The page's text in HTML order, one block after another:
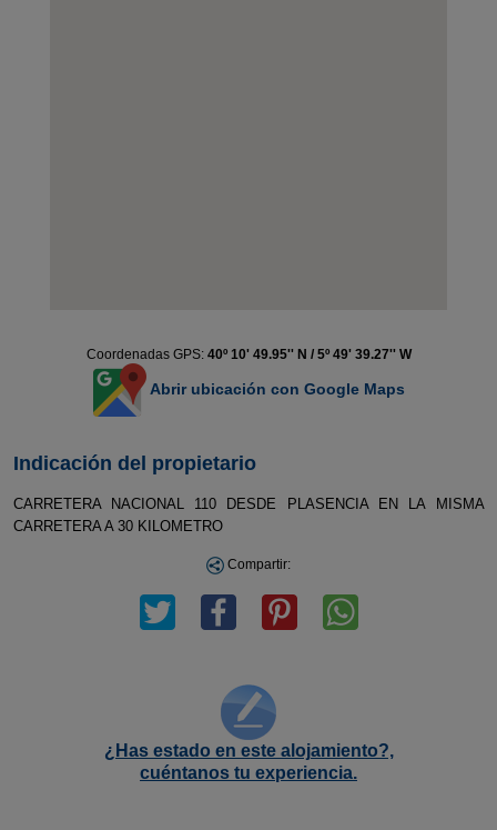
Coordenadas GPS: 40º 10' 49.95'' N / 5º 49' 39.27'' W
Abrir ubicación con Google Maps
Indicación del propietario
CARRETERA NACIONAL 110 DESDE PLASENCIA EN LA MISMA
CARRETERA A 30 KILOMETRO
Compartir:
¿Has estado en este alojamiento?,
cuéntanos tu experiencia.